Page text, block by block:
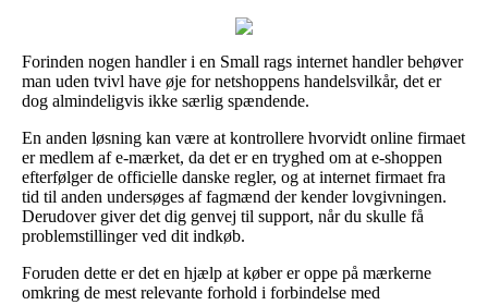
Forinden nogen handler i en Small rags internet handler behøver
man uden tvivl have øje for netshoppens handelsvilkår, det er
dog almindeligvis ikke særlig spændende.
En anden løsning kan være at kontrollere hvorvidt online firmaet
er medlem af e-mærket, da det er en tryghed om at e-shoppen
efterfølger de officielle danske regler, og at internet firmaet fra
tid til anden undersøges af fagmænd der kender lovgivningen.
Derudover giver det dig genvej til support, når du skulle få
problemstillinger ved dit indkøb.
Foruden dette er det en hjælp at køber er oppe på mærkerne
omkring de mest relevante forhold i forbindelse med